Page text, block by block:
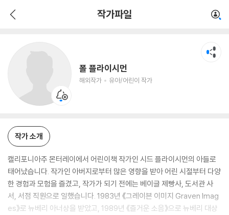
작가파일
폴 플라이시먼
해외작가 유아/어린이 작가
유아/어린이 작가
작가 소개
캘리포니아주 몬터레이에서 어린이책 작가인 시드 플라이시먼의 아들로
태어났습니다. 작가인 아버지로부터 많은 영향을 받아 어린 시절부터 다양
한 경험과 모험을 즐겼고, 작가가 되기 전에는 베이글 제빵사, 도서관 사
서, 서점 직원으로 일했습니다. 1983년 《그레이븐 이미지 Graven Imag
es》로 뉴베리 아너상을 받았고, 1989년 《즐거운 소음》으로 뉴베리 대상